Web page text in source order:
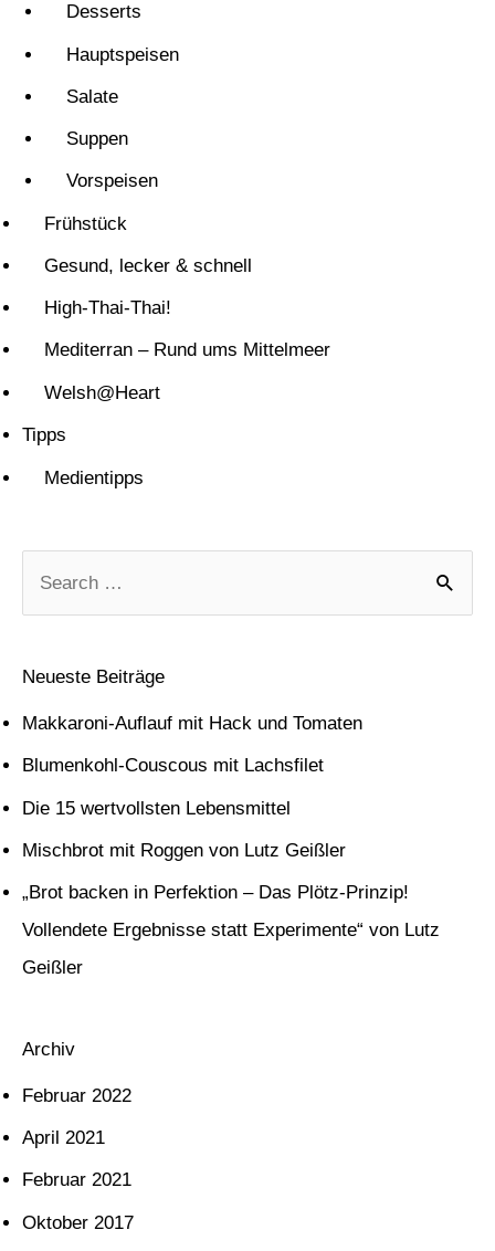
Desserts
Hauptspeisen
Salate
Suppen
Vorspeisen
Frühstück
Gesund, lecker & schnell
High-Thai-Thai!
Mediterran – Rund ums Mittelmeer
Welsh@Heart
Tipps
Medientipps
n
n
a
c
h
:
Neueste Beiträge
Makkaroni-Auflauf mit Hack und Tomaten
Blumenkohl-Couscous mit Lachsfilet
Die 15 wertvollsten Lebensmittel
Mischbrot mit Roggen von Lutz Geißler
„Brot backen in Perfektion – Das Plötz-Prinzip!
Vollendete Ergebnisse statt Experimente“ von Lutz
Geißler
Archiv
Februar 2022
April 2021
Februar 2021
Oktober 2017